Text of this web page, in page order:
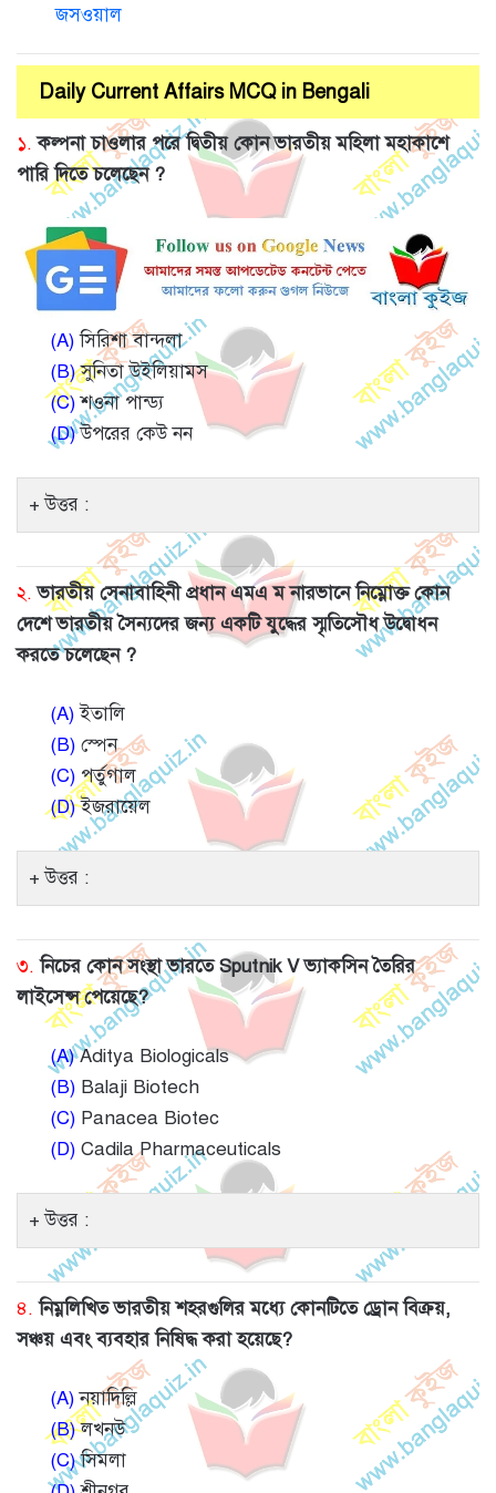
জসওয়াল
Daily Current Affairs MCQ in Bengali
১. কল্পনা চাওলার পরে দ্বিতীয় কোন ভারতীয় মহিলা মহাকাশে
পারি দিতে চলেছেন ?
(A)সিরিশা বান্দলা
(B)সুনিতা উইলিয়ামস
(C)শওনা পান্ড্য
(D)উপরের কেউ নন
উত্তর :
২. ভারতীয় সেনাবাহিনী প্রধান এমএ ম নারভানে নিম্নোক্ত কোন
দেশে ভারতীয় সৈন্যদের জন্য একটি যুদ্ধের স্মৃতিসৌধ উদ্বোধন
করতে চলেছেন ?
(A)ইতালি
(B) স্পেন
(C) পর্তুগাল
(D)ইজরায়েল
উত্তর :
৩. নিচের কোন সংস্থা ভারতে Sputnik V ভ্যাকসিন তৈরির
লাইসেন্স পেয়েছে?
(A)Aditya Biologicals
(B) Balaji Biotech
(C) Panacea Biotec
(D) Cadila Pharmaceuticals
উত্তর :
৪. নিম্নলিখিত ভারতীয় শহরগুলির মধ্যে কোনটিতে ড্রোন বিক্রয়,
সঞ্চয় এবং ব্যবহার নিষিদ্ধ করা হয়েছে?
(A)নয়াদিল্লি
(B)লখনউ
(C)সিমলা